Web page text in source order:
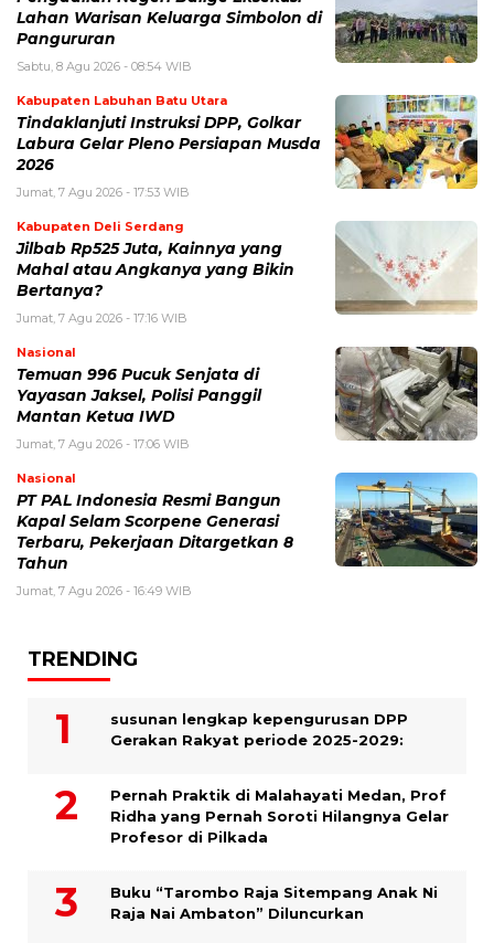
Lahan Warisan Keluarga Simbolon di
Pangururan
Sabtu, 8 Agu 2026 - 08:54 WIB
Kabupaten Labuhan Batu Utara
Tindaklanjuti Instruksi DPP, Golkar
Labura Gelar Pleno Persiapan Musda
2026
Jumat, 7 Agu 2026 - 17:53 WIB
Kabupaten Deli Serdang
Jilbab Rp525 Juta, Kainnya yang
Mahal atau Angkanya yang Bikin
Bertanya?
Jumat, 7 Agu 2026 - 17:16 WIB
Nasional
Temuan 996 Pucuk Senjata di
Yayasan Jaksel, Polisi Panggil
Mantan Ketua IWD
Jumat, 7 Agu 2026 - 17:06 WIB
Nasional
PT PAL Indonesia Resmi Bangun
Kapal Selam Scorpene Generasi
Terbaru, Pekerjaan Ditargetkan 8
Tahun
Jumat, 7 Agu 2026 - 16:49 WIB
TRENDING
susunan lengkap kepengurusan DPP
Gerakan Rakyat periode 2025-2029:
Pernah Praktik di Malahayati Medan, Prof
Ridha yang Pernah Soroti Hilangnya Gelar
Profesor di Pilkada
Buku “Tarombo Raja Sitempang Anak Ni
Raja Nai Ambaton” Diluncurkan